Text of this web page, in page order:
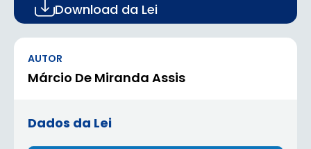
Download da Lei
AUTOR
Márcio De Miranda Assis
Dados da Lei